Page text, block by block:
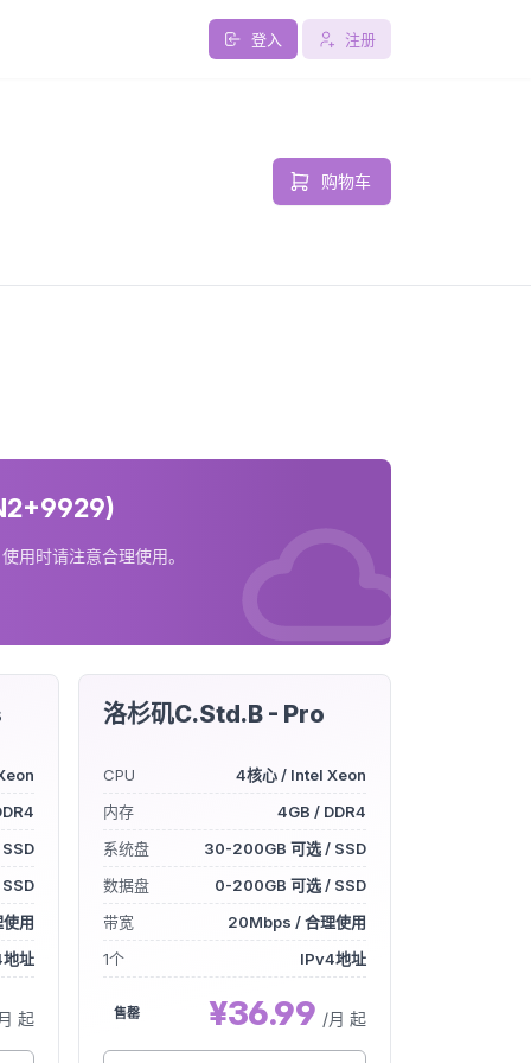
登入 注册
购物车
用时请注意合理使用。
用
址
起
洛杉矶C.Std.B - Pro
CPU
4核心 / Intel Xeon
内存
4GB / DDR4
系统盘
30-200GB 可选 / SSD
数据盘
0-200GB 可选 / SSD
带宽
20Mbps / 合理使用
1个
IPv4地址
售罄 ¥36.99 /月 起